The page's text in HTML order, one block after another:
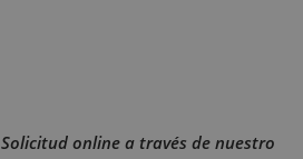
Solicitud online a través de nuestro